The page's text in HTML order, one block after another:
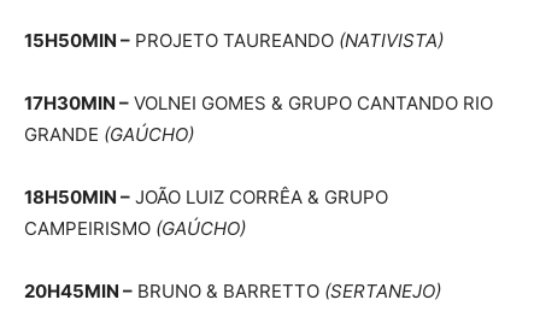
15H50MIN – PROJETO TAUREANDO (NATIVISTA)
17H30MIN – VOLNEI GOMES & GRUPO CANTANDO RIO
GRANDE (GAÚCHO)
18H50MIN – JOÃO LUIZ CORRÊA & GRUPO
CAMPEIRISMO (GAÚCHO)
20H45MIN – BRUNO & BARRETTO (SERTANEJO)